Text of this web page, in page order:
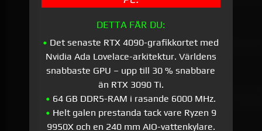
DETTA FÅR DU:
• Det senaste RTX 4090-grafikkortet med
Nvidia Ada Lovelace-arkitektur. Världens
snabbaste GPU – upp till 30 % snabbare
än RTX 3090 Ti.
• 64 GB DDR5-RAM i rasande 6000 MHz.
• Helt galen prestanda tack vare Ryzen 9
9950X och en 240 mm AIO-vattenkylare.